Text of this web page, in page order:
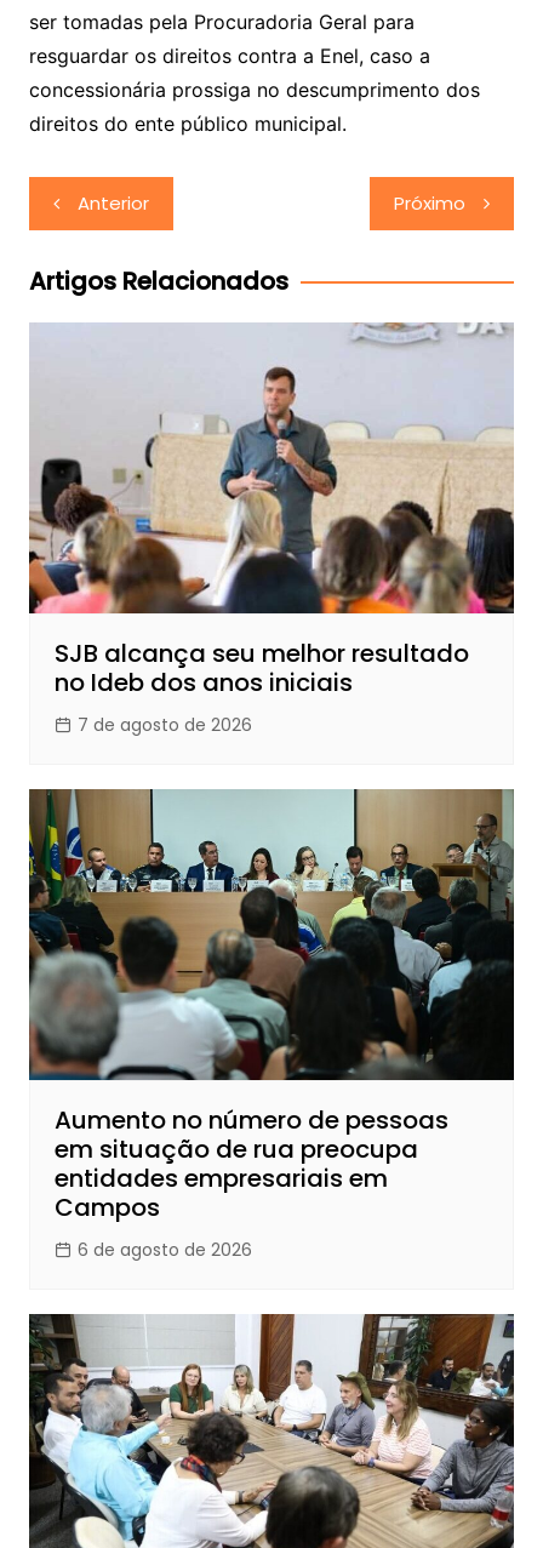
ser tomadas pela Procuradoria Geral para
resguardar os direitos contra a Enel, caso a
concessionária prossiga no descumprimento dos
direitos do ente público municipal.
Navegação
de
Post
Anterior Próximo
Artigos Relacionados
SJB alcança seu melhor resultado
no Ideb dos anos iniciais
7 de agosto de 2026
Aumento no número de pessoas
em situação de rua preocupa
entidades empresariais em
Campos
6 de agosto de 2026